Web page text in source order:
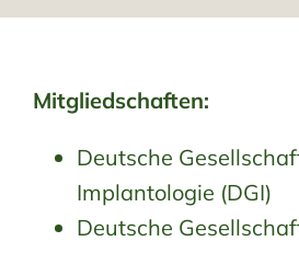
Mitgliedschaften:
Deutsche
Implantologie (DGI)
Deutsche